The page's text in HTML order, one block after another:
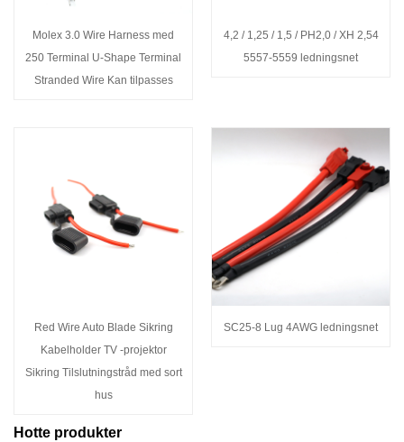
Molex 3.0 Wire Harness med
250 Terminal U-Shape Terminal
Stranded Wire Kan tilpasses
4,2 / 1,25 / 1,5 / PH2,0 / XH 2,54
5557-5559 ledningsnet
Red Wire Auto Blade Sikring
Kabelholder TV -projektor
Sikring Tilslutningstråd med sort
hus
SC25-8 Lug 4AWG ledningsnet
Hotte produkter